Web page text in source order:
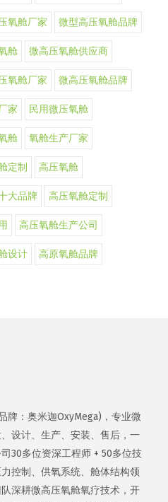
氧舱厂家 微型高压氧舱品牌
舱 微高压氧舱供应商
氧舱厂家 微高压氧舱品牌
家 民用微压氧舱
舱 氧舱生产厂家
定制 高压氧舱
大品牌 高压氧舱定制
高压氧舱生产公司
设计 高原氧舱品牌
牌：奥米迦OxyMega)，专业微
设计、生产、安装、售后，一
30多位资深工程师 + 50多位技
控制、供氧系统、舱体结构领
深耕微高压氧舱氧疗技术，开